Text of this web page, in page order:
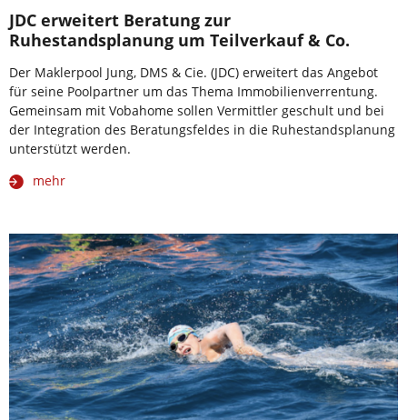
JDC erweitert Beratung zur
Ruhestandsplanung um Teilverkauf & Co.
Der Maklerpool Jung, DMS & Cie. (JDC) erweitert das Angebot
für seine Poolpartner um das Thema Immobilienverrentung.
Gemeinsam mit Vobahome sollen Vermittler geschult und bei
der Integration des Beratungsfeldes in die Ruhestandsplanung
unterstützt werden.
mehr